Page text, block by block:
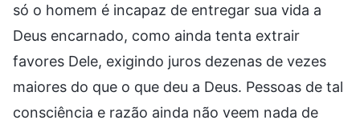
só o homem é incapaz de entregar sua vida a
Deus encarnado, como ainda tenta extrair
favores Dele, exigindo juros dezenas de vezes
maiores do que o que deu a Deus. Pessoas de tal
consciência e razão ainda não veem nada de